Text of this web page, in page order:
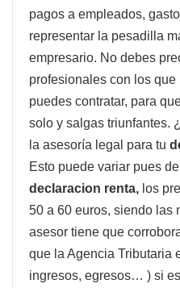
pagos a empleados,
representar la pesadilla
empresario. No debes
profesionales con los
puedes contratar, para
solo y salgas triunfantes.
la asesoría legal para tu
Esto puede variar pues
declaracion renta, los
50 a 60 euros, siendo las
asesor tiene que
que la Agencia Tributaria
ingresos, egresos… ) si